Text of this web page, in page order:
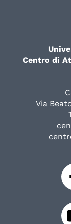
Centro di
Via